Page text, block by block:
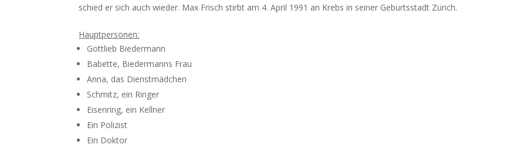
schied er sich auch wieder. Max Frisch stirbt am 4. April 1991 an Krebs in seiner Geburtsstadt Zürich.
Hauptpersonen:
Gottlieb Biedermann
Babette, Biedermanns Frau
Anna, das Dienstmädchen
Schmitz, ein Ringer
Eisenring, ein Kellner
Ein Polizist
Ein Doktor